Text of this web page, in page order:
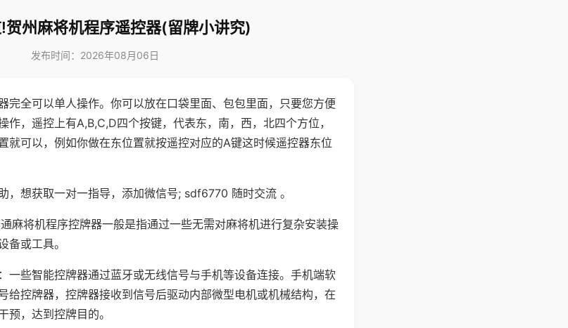
贺州麻将机程序遥控器(留牌小讲究)
发布时间：2026年08月06日
完全可以单人操作。你可以放在口袋里面、包包里面，只要您方便
作，遥控上有A,B,C,D四个按键，代表东，南，西，北四个方位，
就可以，例如你做在东位置就按遥控对应的A键这时候遥控器东位
，想获取一对一指导，添加微信号; sdf6770 随时交流 。
麻将机程序控牌器一般是指通过一些无需对麻将机进行复杂安装操
备或工具。
一些智能控牌器通过蓝牙或无线信号与手机等设备连接。手机端软
给控牌器，控牌器接收到信号后驱动内部微型电机或机械结构，在
预，达到控牌目的。